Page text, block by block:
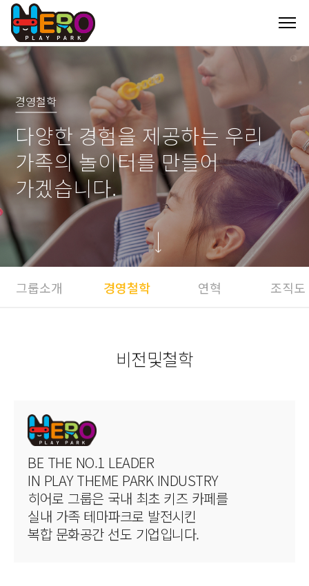
경영철학
다양한 경험을 제공하는 우리
가족의 놀이터를 만들어
가겠습니다.
그룹소개 경영철학 연혁 조직도
비전및철학
BE THE NO.1 LEADER
IN PLAY THEME PARK INDUSTRY
히어로 그룹은 국내 최초 키즈 카페를
실내 가족 테마파크로 발전시킨
복합 문화공간 선도 기업입니다.